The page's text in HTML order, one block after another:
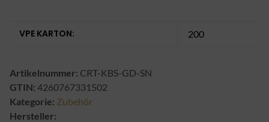
VPE KARTON: 200
Artikelnummer: CRT-KBS-GD-SN
GTIN: 4260767331502
Kategorie: Zubehör
Hersteller: